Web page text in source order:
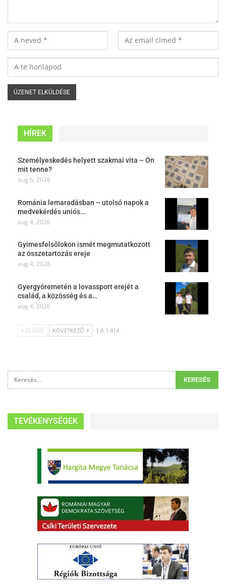
HÍREK
Személyeskedés helyett szakmai vita – Ön
mit tenne?
aug 6, 2026
Románia lemaradásban – utolsó napok a
medvekérdés uniós…
aug 4, 2026
Gyimesfelsőlokon ismét megmutatkozott
az összetartozás ereje
aug 4, 2026
Gyergyóremetén a lovassport erejét a
család, a közösség és a…
aug 4, 2026
ELŐZŐ KÖVETKEZŐ 1 A 1 414
TEVÉKENYSÉGEK